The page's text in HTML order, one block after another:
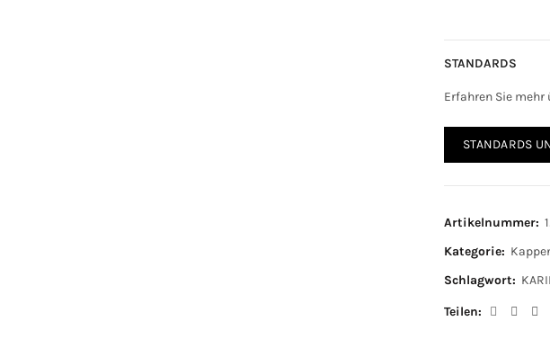
STANDARDS
Erfahren Sie
STANDARDS
Artikelnummer:
Kategorie:
Schlagwort:
Teilen